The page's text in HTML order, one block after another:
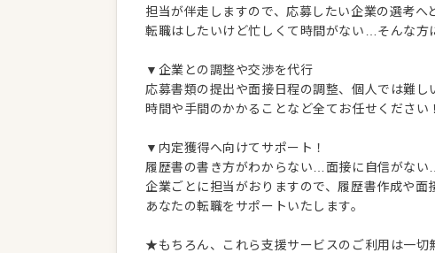
担当が伴走しますので、応募したい企業の選考へ
転職はしたいけど忙しくて時間がない…そんな方
▼企業との調整や交渉を代行
応募書類の提出や面接日程の調整、個人では難し
時間や手間のかかることなど全てお任せください！
▼内定獲得へ向けてサポート！
履歴書の書き方がわからない…面接に自信がない
企業ごとに担当がおりますので、履歴書作成や面
あなたの転職をサポートいたします。
★もちろん、これら支援サービスのご利用は一切